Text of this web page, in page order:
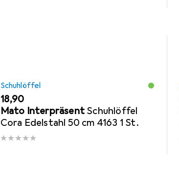
Schuhlöffel
EUR
18,90
Mato InterpräsentSchuhlöffel
Cora Edelstahl 50 cm 4163 1 St.